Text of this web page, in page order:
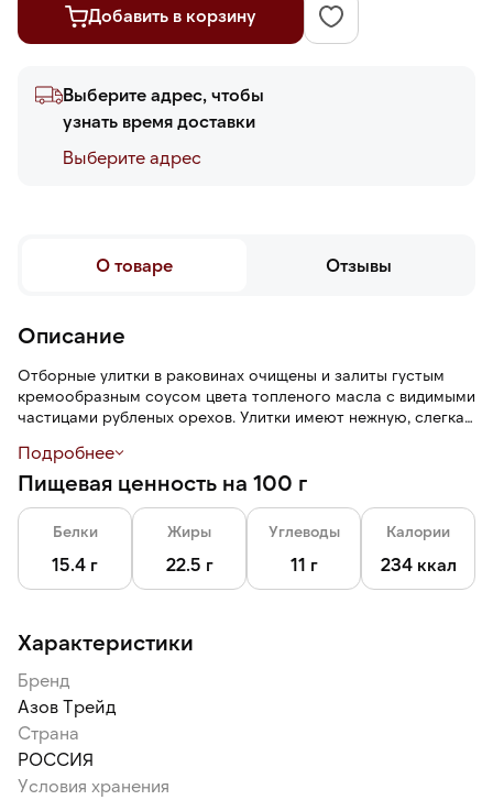
Добавить в корзину
Выберите адрес, чтобы
узнать время доставки
Выберите адреc
О товаре Отзывы
Описание
Отборные улитки в раковинах очищены и залиты густым
кремообразным соусом цвета топленого масла с видимыми
частицами рубленых орехов. Улитки имеют нежную, слегка
аромат.
Подробнее
Пищевая ценность на 100 г
Белки
15.4 г
Жиры
22.5 г
Углеводы
11 г
Калории
234 ккал
Характеристики
Бренд
Азов Трейд
Страна
РОССИЯ
Условия хранения